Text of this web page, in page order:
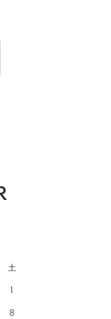
土
1
8